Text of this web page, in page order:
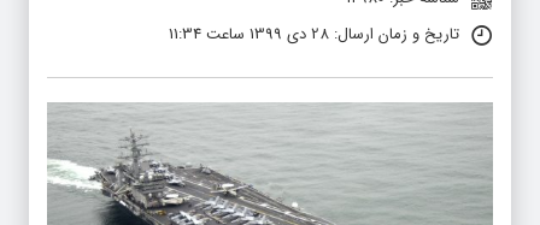
تاریخ و زمان ارسال: 28 دی 1399 ساعت 11:34